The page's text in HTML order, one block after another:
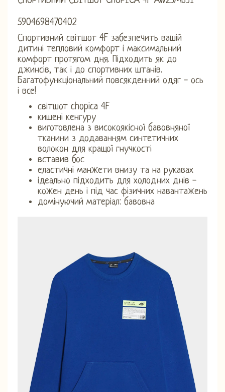
5904698470402
Спортивний світшот 4F забезпечить вашій
дитині тепловий комфорт і максимальний
комфорт протягом дня. Підходить як до
джинсів, так і до спортивних штанів.
Багатофункціональний повсякденний одяг - ось
і все!
світшот chopica 4F
кишені кенгуру
виготовлена ​​з високоякісної бавовняної
тканини з додаванням синтетичних
волокон для кращої гнучкості
вставив бос
еластичні манжети внизу та на рукавах
ідеально підходить для холодних днів -
кожен день і під час фізичних навантажень
домінуючий матеріал: бавовна